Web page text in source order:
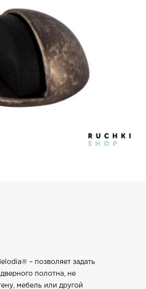
– позволяет задать
полотна, не
мебель или другой